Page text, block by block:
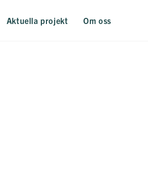
Aktuella projekt Om oss